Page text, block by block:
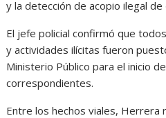
y la detección de acopio ilegal
El jefe policial confirmó que
y actividades ilícitas fueron
Ministerio Público para el inicio
correspondientes.
Entre los hechos viales,